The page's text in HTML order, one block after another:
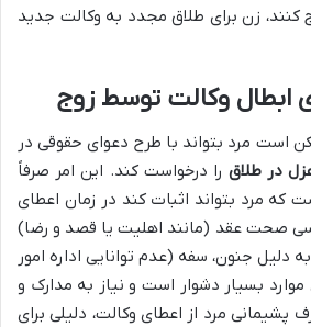
کنند، زن برای طلاق مجدد به وکالت جدید
ابطال وکالت توسط زوج
است مرد بتواند با طرح دعوای حقوقی در
در طلاقرا درخواست کند. این امر صرفاً
که مرد بتواند اثبات کند در زمان اعطای
صحت عقد (مانند اهلیت یا قصد و رضا)
دلیل جنون، سفه (عدم توانایی اداره امور
موارد بسیار دشوار است و نیاز به مدارک و
مرد از اعطای وکالت، دلیلی برای